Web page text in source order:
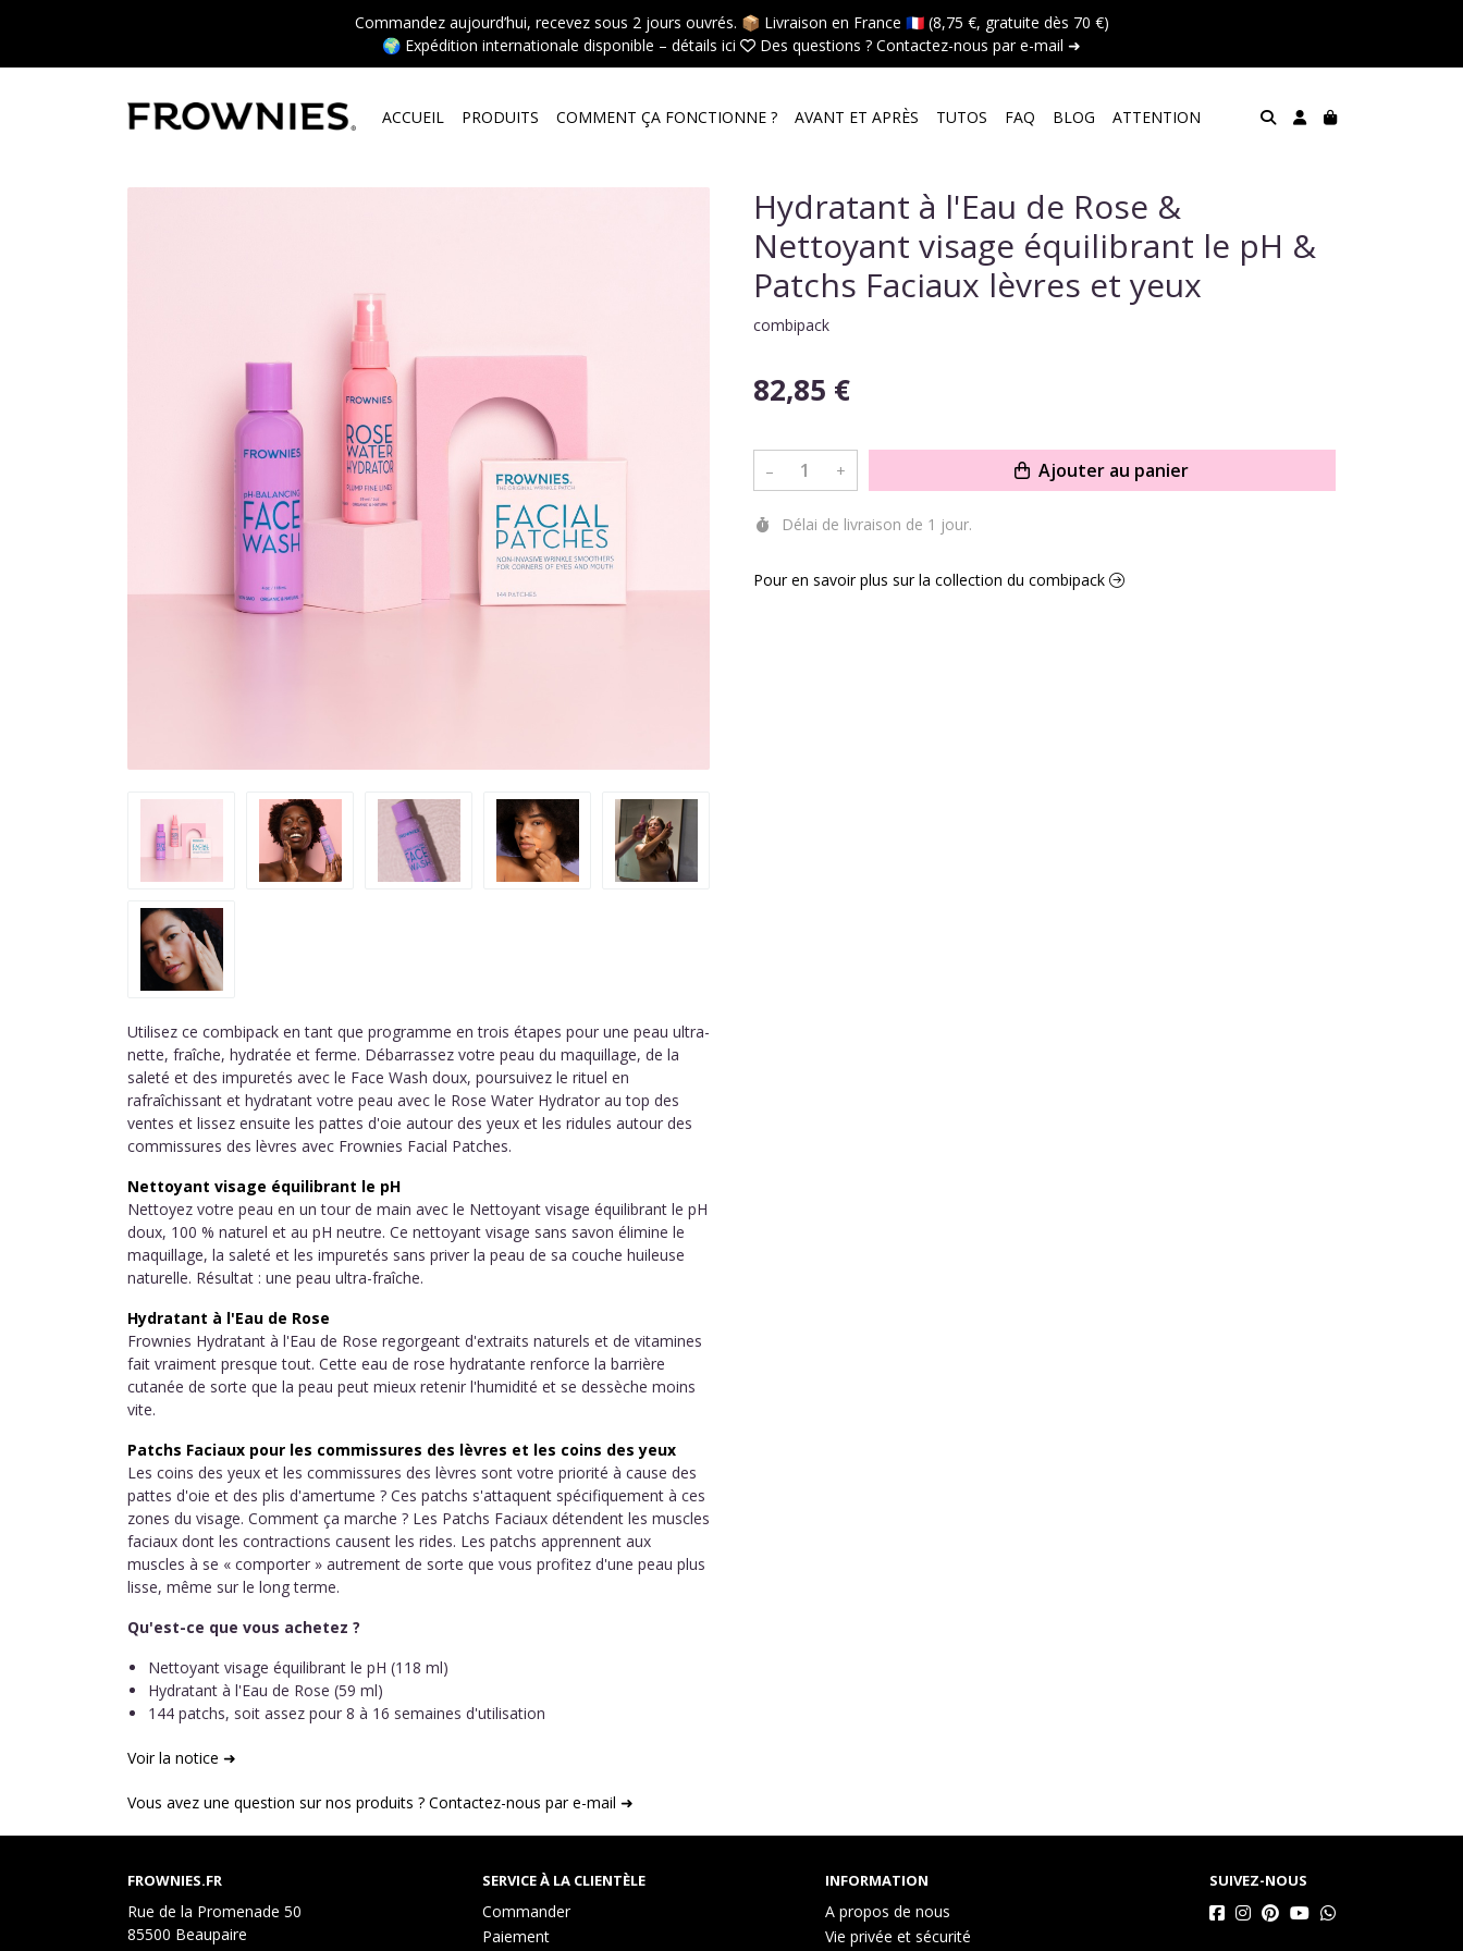
Commandez aujourd’hui, recevez sous 2 jours ouvrés. 📦 Livraison en France 🇫🇷 (8,75 €, gratuite dès 70 €)
🌍 Expédition internationale disponible – détails ici  Des questions ? Contactez-nous par e-mail ➜
ACCUEIL PRODUITS COMMENT ÇA FONCTIONNE ? AVANT ET APRÈS TUTOS FAQ BLOG ATTENTION
Utilisez ce combipack en tant que programme en trois étapes pour une peau ultra-
nette, fraîche, hydratée et ferme. Débarrassez votre peau du maquillage, de la
saleté et des impuretés avec le Face Wash doux, poursuivez le rituel en
rafraîchissant et hydratant votre peau avec le Rose Water Hydrator au top des
ventes et lissez ensuite les pattes d'oie autour des yeux et les ridules autour des
commissures des lèvres avec Frownies Facial Patches.
Nettoyant visage équilibrant le pH
Nettoyez votre peau en un tour de main avec le Nettoyant visage équilibrant le pH
doux, 100 % naturel et au pH neutre. Ce nettoyant visage sans savon élimine le
maquillage, la saleté et les impuretés sans priver la peau de sa couche huileuse
naturelle. Résultat : une peau ultra-fraîche.
Hydratant à l'Eau de Rose
Frownies Hydratant à l'Eau de Rose regorgeant d'extraits naturels et de vitamines
fait vraiment presque tout. Cette eau de rose hydratante renforce la barrière
cutanée de sorte que la peau peut mieux retenir l'humidité et se dessèche moins
vite.
Patchs Faciaux pour les commissures des lèvres et les coins des yeux
Les coins des yeux et les commissures des lèvres sont votre priorité à cause des
pattes d'oie et des plis d'amertume ? Ces patchs s'attaquent spécifiquement à ces
zones du visage. Comment ça marche ? Les Patchs Faciaux détendent les muscles
faciaux dont les contractions causent les rides. Les patchs apprennent aux
muscles à se « comporter » autrement de sorte que vous profitez d'une peau plus
lisse, même sur le long terme.
Qu'est-ce que vous achetez ?
Nettoyant visage équilibrant le pH (118 ml)
Hydratant à l'Eau de Rose (59 ml)
144 patchs, soit assez pour 8 à 16 semaines d'utilisation
Voir la notice ➜
Vous avez une question sur nos produits ? Contactez-nous par e-mail ➜
Hydratant à l'Eau de Rose &
Nettoyant visage équilibrant le pH &
Patchs Faciaux lèvres et yeux
combipack
82,85 €
– + Ajouter au panier
Délai de livraison de 1 jour.
Pour en savoir plus sur la collection du combipack
FROWNIES.FR
Rue de la Promenade 50
85500 Beaupaire
SERVICE À LA CLIENTÈLE
Commander
Paiement
INFORMATION
A propos de nous
Vie privée et sécurité
SUIVEZ-NOUS